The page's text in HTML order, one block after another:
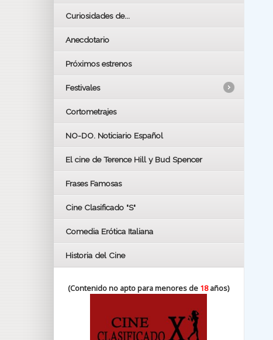
Curiosidades de...
Anecdotario
Próximos estrenos
Festivales
LOS OSCARS
BAFTA
Cortometrajes
NO-DO. Noticiario Español
El cine de Terence Hill y Bud Spencer
Frases Famosas
Cine Clasificado "S"
Comedia Erótica Italiana
Historia del Cine
(Contenido no apto para menores de 18años)